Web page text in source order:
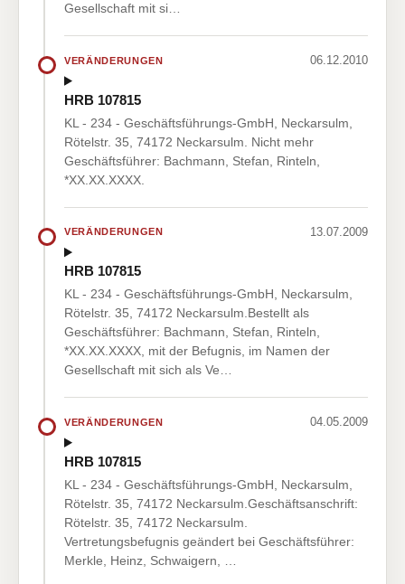
Gesellschaft mit si…
VERÄNDERUNGEN 06.12.2010
HRB 107815
KL - 234 - Geschäftsführungs-GmbH, Neckarsulm,
Rötelstr. 35, 74172 Neckarsulm. Nicht mehr
Geschäftsführer: Bachmann, Stefan, Rinteln,
*XX.XX.XXXX.
VERÄNDERUNGEN 13.07.2009
HRB 107815
KL - 234 - Geschäftsführungs-GmbH, Neckarsulm,
Rötelstr. 35, 74172 Neckarsulm.Bestellt als
Geschäftsführer: Bachmann, Stefan, Rinteln,
*XX.XX.XXXX, mit der Befugnis, im Namen der
Gesellschaft mit sich als Ve…
VERÄNDERUNGEN 04.05.2009
HRB 107815
KL - 234 - Geschäftsführungs-GmbH, Neckarsulm,
Rötelstr. 35, 74172 Neckarsulm.Geschäftsanschrift:
Rötelstr. 35, 74172 Neckarsulm.
Vertretungsbefugnis geändert bei Geschäftsführer:
Merkle, Heinz, Schwaigern, …